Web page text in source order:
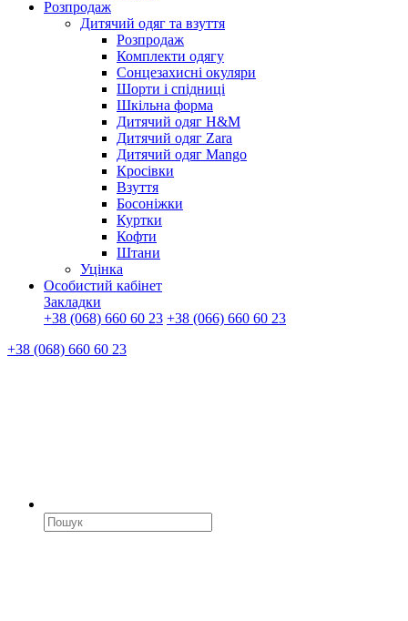
Розпродаж
Дитячий одяг та взуття
Розпродаж
Комплекти одягу
Сонцезахисні окуляри
Шорти і спідниці
Шкільна форма
Дитячий одяг H&M
Дитячий одяг Zara
Дитячий одяг Mango
Кросівки
Взуття
Босоніжки
Куртки
Кофти
Штани
Уцінка
Особистий кабінет
Закладки
+38 (068) 660 60 23 +38 (066) 660 60 23
+38 (068) 660 60 23